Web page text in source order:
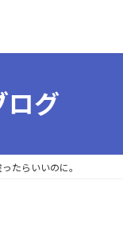
ログ
たらいいのに。